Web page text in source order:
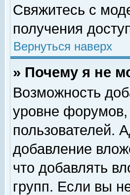
Свяжитесь с
получения
Вернуться наверх
» Почему я не
Возможность
уровне форумов,
пользователей.
добавление
что добавлять
групп. Если вы